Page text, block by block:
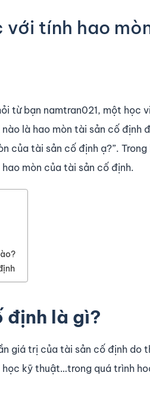
với tính hao
từ bạn namtran021, một học
là hao mòn tài sản cố định
của tài sản cố định ạ?”.
mòn của tài sản cố định.
định là gì?
giá trị của tài sản cố định do
kỹ thuật…trong quá trình